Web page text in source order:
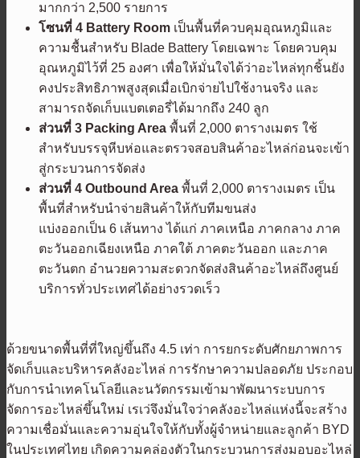
มากกว่า 2,500 รายการ
โซนที่ 4 Battery Room เป็นพื้นที่ควบคุมอุณหภูมิและ
ความชื้นสำหรับ Blade Battery โดยเฉพาะ โดยควบคุม
อุณหภูมิไว้ที่ 25 องศา เพื่อให้มั่นใจได้ว่าอะไหล่ทุกชิ้นยัง
คงประสิทธิภาพสูงสุดเมื่อเบิกจ่ายไปใช้งานจริง และ
สามารถจัดเก็บแบตเตอรี่ได้มากถึง 240 ลูก
ส่วนที่ 3 Packing Area พื้นที่ 2,000 ตารางเมตร ใช้
สำหรับบรรจุหีบห่อและตรวจสอบสินค้าอะไหล่ก่อนจะเข้า
สู่กระบวนการจัดส่ง
ส่วนที่ 4 Outbound Area พื้นที่ 2,000 ตารางเมตร เป็น
พื้นที่สำหรับนำจ่ายสินค้าให้กับทีมขนส่ง
แบ่งออกเป็น 6 เส้นทาง ได้แก่ ภาคเหนือ ภาคกลาง ภาค
ตะวันออกเฉียงเหนือ ภาคใต้ ภาคตะวันออก และภาค
ตะวันตก อำนวยความสะดวกจัดส่งสินค้าอะไหล่ถึงศูนย์
บริการทั่วประเทศได้อย่างรวดเร็ว
ด้วยขนาดพื้นที่ที่ใหญ่ขึ้นถึง 4.5 เท่า การยกระดับศักยภาพการ
จัดเก็บและบริหารคลังอะไหล่ การรักษาความปลอดภัย ประกอบ
กับการนำเทคโนโลยีและนวัตกรรมเข้ามาพัฒนาระบบการ
จัดการอะไหล่ขึ้นใหม่ เรเว่จึงมั่นใจว่าคลังอะไหล่แห่งนี้จะสร้าง
ความเชื่อมั่นและความอุ่นใจให้กับทั้งผู้จำหน่ายและลูกค้า BYD
ในประเทศไทย เกิดความคล่องตัวในกระบวนการส่งมอบอะไหล่